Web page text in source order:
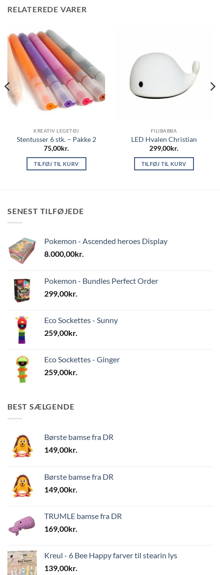
RELATEREDE VARER
KREATIV LEGETØJ
Stentusser 6 stk. – Pakke 2
75,00kr.
TILFØJ TIL KURV
FILIBABBA
LED Hvalen Christian
299,00kr.
TILFØJ TIL KURV
SENEST TILFØJEDE
Pokemon - Ascended heroes Display
8.000,00kr.
Pokemon - Bundles Perfect Order
299,00kr.
Eco Sockettes - Sunny
259,00kr.
Eco Sockettes - Ginger
259,00kr.
BEST SÆLGENDE
Børste bamse fra DR
149,00kr.
Børste bamse fra DR
149,00kr.
TRUMLE bamse fra DR
169,00kr.
Kreul - 6 Bee Happy farver til stearin lys
139,00kr.